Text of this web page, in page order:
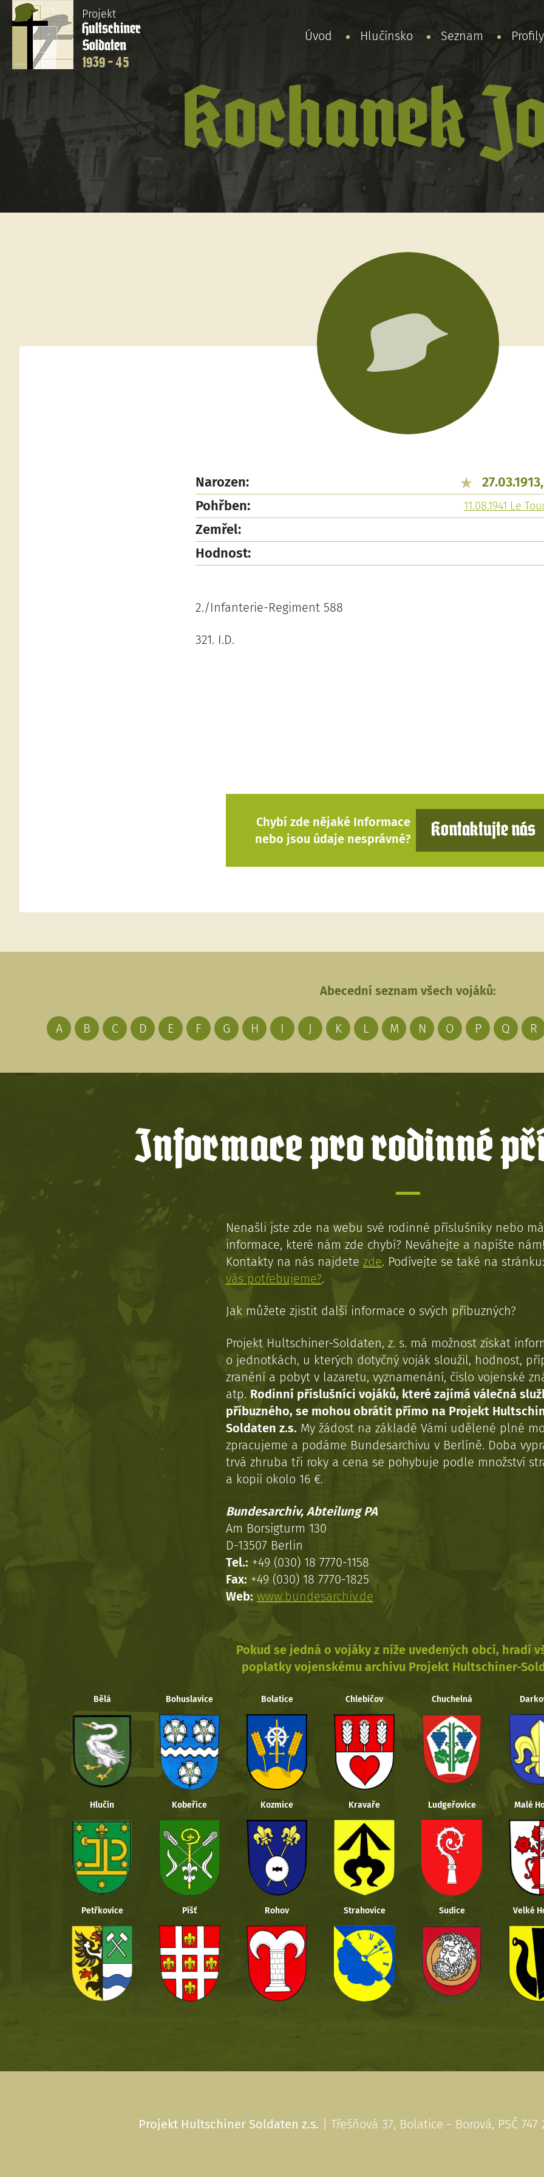
Projekt
Hultschiner
Soldaten
1939 - 45
Úvod Hlučínsko Seznam
Kochanek
Narozen:
Pohřben:
11.08.1941 Le
Zemřel:
Hodnost:
2./Infanterie-Regiment 588
321. I.D.
Chybí zde nějaké Informace
nebo jsou údaje nesprávné?
Kontaktujte nás
Abecední seznam všech vojáků:
A B C D E F G H I J K L M N O P Q R
Informace pro rodinné
Nenašli jste zde na webu své rodinné příslušníky nebo
informace, které nám zde chybí? Neváhejte a napište nám!
Kontakty na nás najdete zde. Podívejte se také na stránku:
vás potřebujeme?.
Jak můžete zjistit další informace o svých příbuzných?
Projekt Hultschiner-Soldaten, z. s. má možnost získat
o jednotkách, u kterých dotyčný voják sloužil, hodnost,
zranění a pobyt v lazaretu, vyznamenání, číslo vojenské
atp. Rodinní příslušníci vojáků, které zajímá válečná
příbuzného, se mohou obrátit přímo na Projekt
Soldaten z.s. My žádost na základě Vámi udělené plné
zpracujeme a podáme Bundesarchivu v Berlíně. Doba
trvá zhruba tři roky a cena se pohybuje podle množství
a kopií okolo 16 €.
Bundesarchiv, Abteilung PA
Am Borsigturm 130
D-13507 Berlin
Tel.: +49 (030) 18 7770-1158
Fax: +49 (030) 18 7770-1825
Web: www.bundesarchiv.de
Pokud se jedná o vojáky z níže uvedených obcí, hradí
poplatky vojenskému archivu Projekt Hultschiner-
Bělá Bohuslavice Bolatice Chlebičov Chuchelná
Hlučín Kobeřice Kozmice Kravaře Ludgeřovice Malé
Petřkovice Píšť Rohov Strahovice Sudice Velké
Projekt Hultschiner Soldaten z.s. | Třešňová 37, Bolatice - Borová, PSČ 747